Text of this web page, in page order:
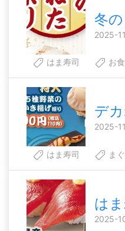
冬
2025-
はま寿司 お
デ
2025-
はま寿司 ま
は
2025-